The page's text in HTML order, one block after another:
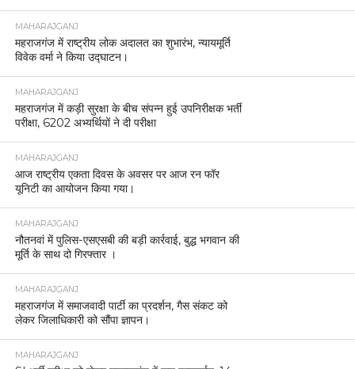
MAHARAJGANJ
महराजगंज में राष्ट्रीय लोक अदालत का शुभारंभ, न्यायमूर्ति
विवेक वर्मा ने किया उद्घाटन।
MAHARAJGANJ
महराजगंज में कड़ी सुरक्षा के बीच संपन्न हुई उपनिरीक्षक भर्ती
परीक्षा, 6202 अभ्यर्थियों ने दी परीक्षा
MAHARAJGANJ
आज राष्ट्रीय एकता दिवस के अवसर पर आज रन फॉर
यूनिटी का आयोजन किया गया।
MAHARAJGANJ
नौतनवां में पुलिस-एसएसबी की बड़ी कार्रवाई, बुद्ध भगवान की
मूर्ति के साथ दो गिरफ्तार ।
MAHARAJGANJ
महराजगंज में समाजवादी पार्टी का प्रदर्शन, गैस संकट को
लेकर जिलाधिकारी को सौंपा ज्ञापन।
MAHARAJGANJ